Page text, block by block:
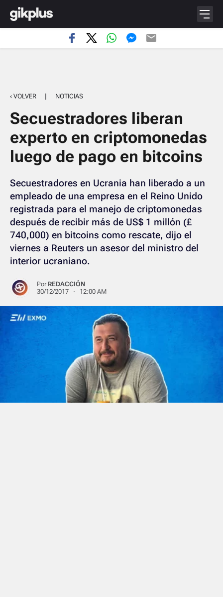
‹ VOLVER | NOTICIAS
Secuestradores liberan
experto en criptomonedas
luego de pago en bitcoins
Secuestradores en Ucrania han liberado a un
empleado de una empresa en el Reino Unido
registrada para el manejo de criptomonedas
después de recibir más de US$ 1 millón (£
740,000) en bitcoins como rescate, dijo el
viernes a Reuters un asesor del ministro del
interior ucraniano.
Por REDACCIÓN
30/12/2017 · 12:00 AM